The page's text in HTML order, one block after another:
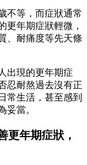
不等，而症狀通常
更年期症狀輕微，
、耐痛度等先天條
出現的更年期症
忍耐熬過去沒有正
常生活，甚至感到
妥當。
更年期症狀，